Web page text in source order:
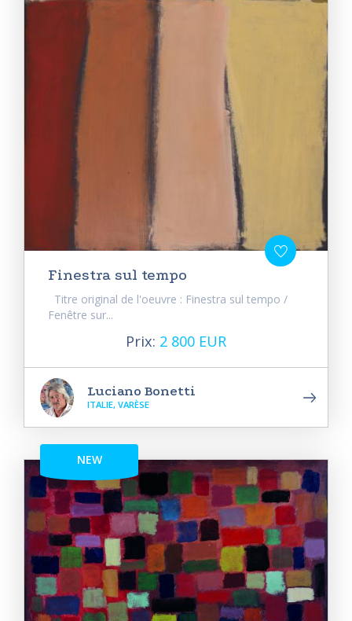
Finestra sul tempo
Titre original de l'oeuvre : Finestra sul tempo /
Fenêtre sur...
Prix: 2 800 EUR
Luciano Bonetti
ITALIE, VARÈSE
NEW